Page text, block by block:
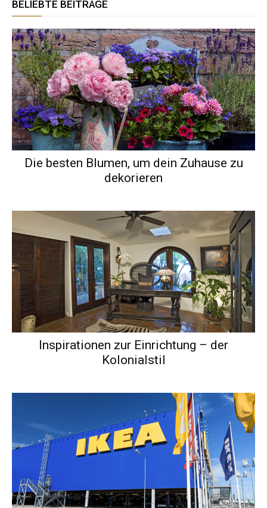
BELIEBTE BEITRÄGE
Die besten Blumen, um dein Zuhause zu
dekorieren
Inspirationen zur Einrichtung – der
Kolonialstil